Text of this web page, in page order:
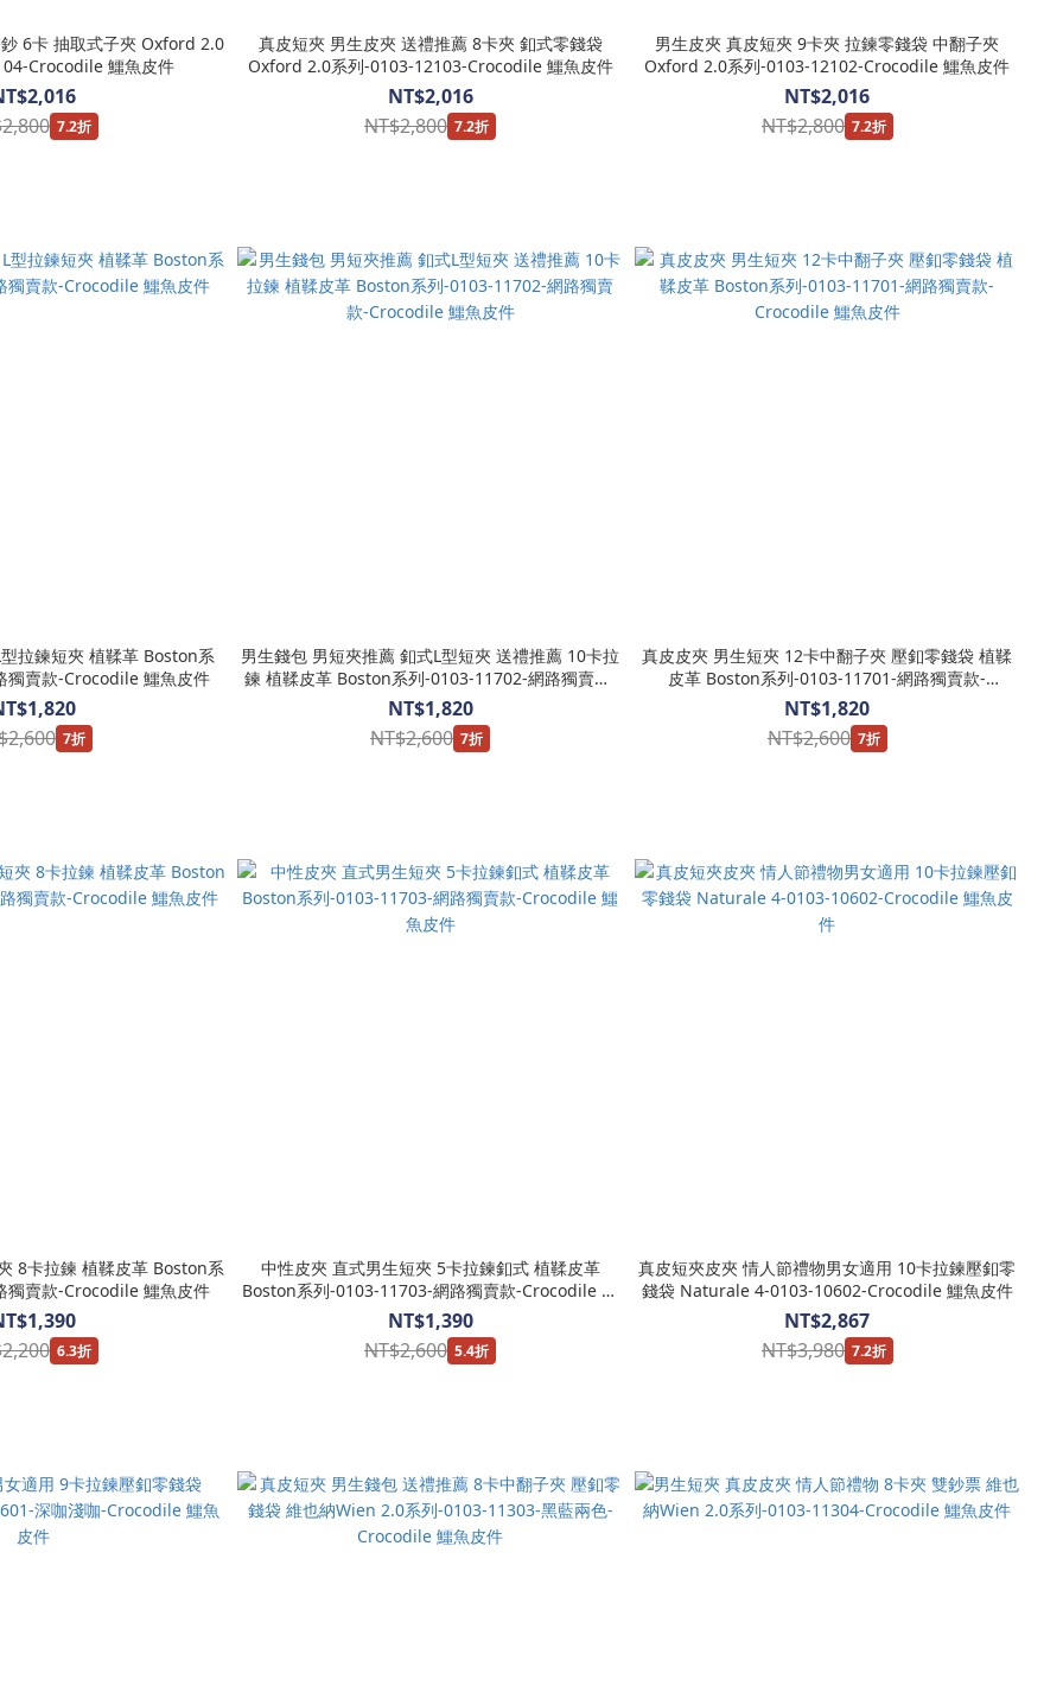
6卡 抽取式子夾 Oxford 2.0
Crocodile 鱷魚皮件
7.2折
真皮短夾 男生皮夾 送禮推薦 8卡夾 釦式零錢袋
Oxford 2.0系列-0103-12103-Crocodile 鱷魚皮件
NT$2,016
NT$2,800 7.2折
男生皮夾 真皮短夾 9卡夾 拉鍊零錢袋 中翻子夾
Oxford 2.0系列-0103-12102-Crocodile 鱷魚皮件
NT$2,016
NT$2,800 7.2折
獨賣款-Crocodile 鱷魚皮件
7折
男生錢包 男短夾推薦 釦式L型短夾 送禮推薦 10卡拉
鍊 植鞣皮革 Boston系列-0103-11702-網路獨賣款-
Crocodile 鱷魚皮件
NT$1,820
NT$2,600 7折
真皮皮夾 男生短夾 12卡中翻子夾 壓釦零錢袋 植鞣
皮革 Boston系列-0103-11701-網路獨賣款-
Crocodile 鱷魚皮件
NT$1,820
NT$2,600 7折
8卡拉鍊 植鞣皮革 Boston系
獨賣款-Crocodile 鱷魚皮件
6.3折
中性皮夾 直式男生短夾 5卡拉鍊釦式 植鞣皮革
Boston系列-0103-11703-網路獨賣款-Crocodile 鱷
魚皮件
NT$1,390
NT$2,600 5.4折
真皮短夾皮夾 情人節禮物男女適用 10卡拉鍊壓釦零
錢袋 Naturale 4-0103-10602-Crocodile 鱷魚皮件
NT$2,867
NT$3,980 7.2折